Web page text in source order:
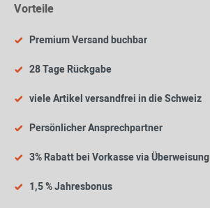
Vorteile
Premium Versand buchbar
28 Tage Rückgabe
viele Artikel versandfrei in die Schweiz
Persönlicher Ansprechpartner
3% Rabatt bei Vorkasse via Überweisung
1,5 % Jahresbonus